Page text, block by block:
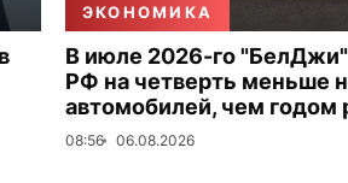
ЭКОНОМИКА
В июле 2026-го
РФ на четверть меньше
автомобилей, чем годом
08:56 06.08.2026